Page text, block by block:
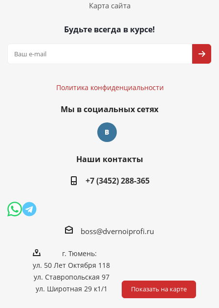
Карта сайта
Будьте всегда в курсе!
Политика конфиденциальности
Мы в социальных сетях
Наши контакты
+7 (3452) 288-365
boss@dvernoiprofi.ru
г. Тюмень:
ул. 50 Лет Октября 118
ул. Ставропольская 97
ул. Широтная 29 к1/1
Показать на карте